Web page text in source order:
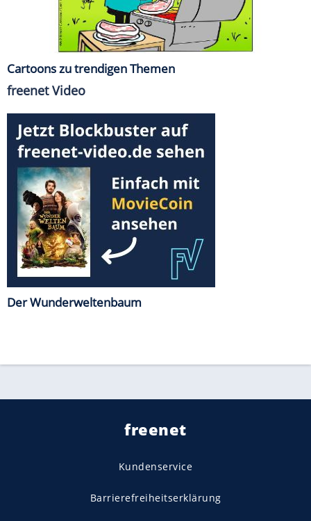
Cartoons zu trendigen Themen
freenet Video
Der Wunderweltenbaum
freenet
Kundenservice
Barrierefreiheitserklärung